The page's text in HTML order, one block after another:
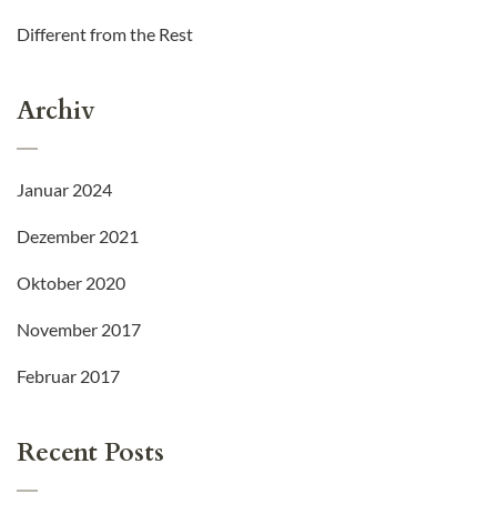
Different from the Rest
Archiv
Januar 2024
Dezember 2021
Oktober 2020
November 2017
Februar 2017
Recent Posts